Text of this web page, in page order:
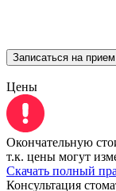
Записаться на прием
Цены
Окончательную
т.к. цены могут
Скачать полный
Консультация